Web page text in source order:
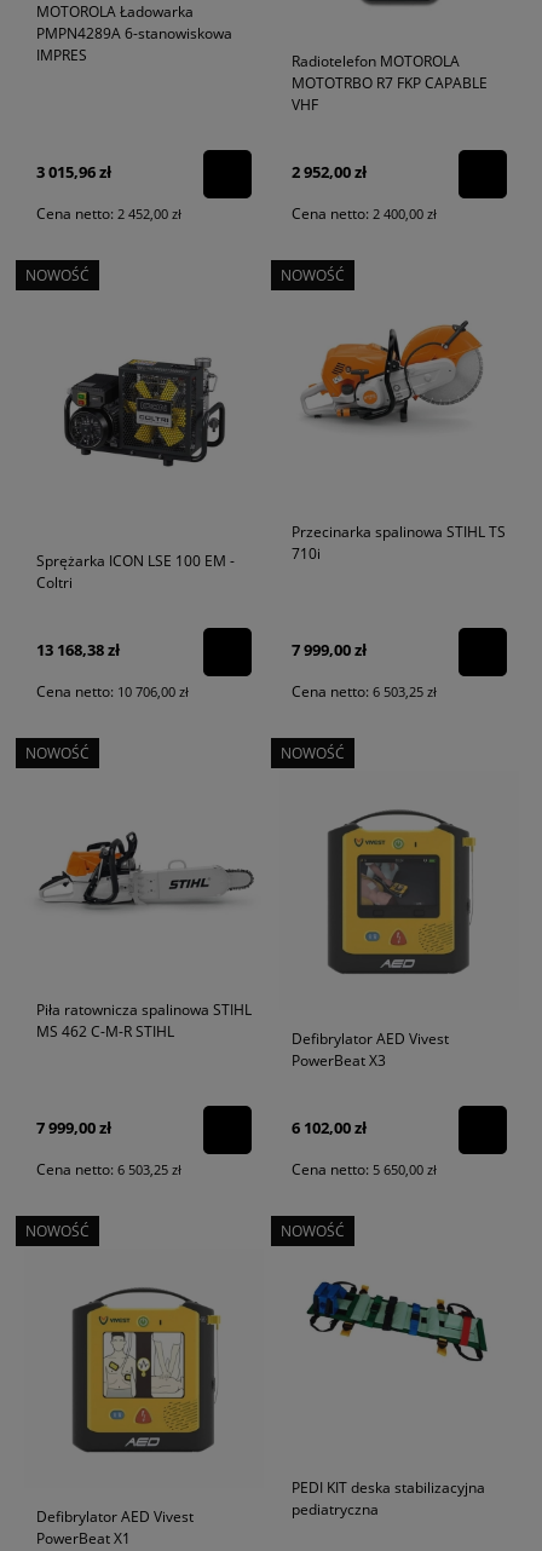
MOTOROLA Ładowarka
PMPN4289A 6-stanowiskowa
IMPRES
3 015,96 zł
Cena netto: 2 452,00 zł
Radiotelefon MOTOROLA
MOTOTRBO R7 FKP CAPABLE
VHF
2 952,00 zł
Cena netto: 2 400,00 zł
Sprężarka ICON LSE 100 EM -
Coltri
13 168,38 zł
Cena netto: 10 706,00 zł
NOWOŚĆ
Przecinarka spalinowa STIHL TS
710i
7 999,00 zł
Cena netto: 6 503,25 zł
NOWOŚĆ
Piła ratownicza spalinowa STIHL
MS 462 C-M-R STIHL
7 999,00 zł
Cena netto: 6 503,25 zł
NOWOŚĆ
Defibrylator AED Vivest
PowerBeat X3
6 102,00 zł
Cena netto: 5 650,00 zł
NOWOŚĆ
Defibrylator AED Vivest
PowerBeat X1
NOWOŚĆ
PEDI KIT deska stabilizacyjna
pediatryczna
NOWOŚĆ